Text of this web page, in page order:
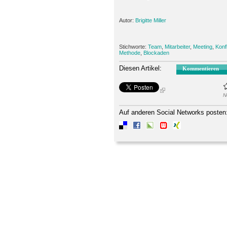
Autor: Brigitte Miller
Stichworte: Team Mitarbeiter, Meeting
Methode Blockaden
Diesen Artikel: Kommentieren
Auf anderen Social Networks